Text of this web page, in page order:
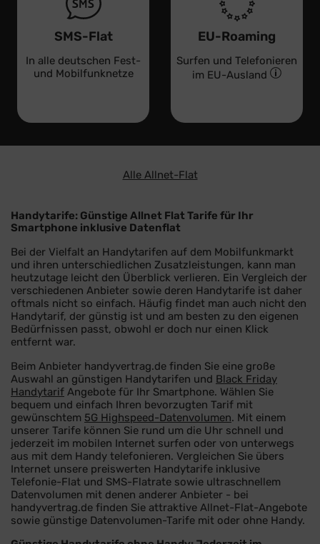
SMS-Flat
In alle deutschen Fest-
und Mobilfunknetze
EU-Roaming
Surfen und Telefonieren
im EU-Ausland
Alle Allnet-Flat
Handytarife: Günstige Allnet Flat Tarife für Ihr
Smartphone inklusive Datenflat
Bei der Vielfalt an Handytarifen auf dem Mobilfunkmarkt
und ihren unterschiedlichen Zusatzleistungen, kann man
heutzutage leicht den Überblick verlieren. Ein Vergleich der
verschiedenen Anbieter sowie deren Handytarife ist daher
oftmals nicht so einfach. Häufig findet man auch nicht den
Handytarif, der günstig ist und am besten zu den eigenen
Bedürfnissen passt, obwohl er doch nur einen Klick
entfernt war.
Beim Anbieter handyvertrag.de finden Sie eine große
Auswahl an günstigen Handytarifen und Black Friday
Handytarif Angebote für Ihr Smartphone. Wählen Sie
bequem und einfach Ihren bevorzugten Tarif mit
gewünschtem 5G Highspeed-Datenvolumen. Mit einem
unserer Tarife können Sie rund um die Uhr schnell und
jederzeit im mobilen Internet surfen oder von unterwegs
aus mit dem Handy telefonieren. Vergleichen Sie übers
Internet unsere preiswerten Handytarife inklusive
Telefonie-Flat und SMS-Flatrate sowie ultraschnellem
Datenvolumen mit denen anderer Anbieter - bei
handyvertrag.de finden Sie attraktive Allnet-Flat-Angebote
sowie günstige Datenvolumen-Tarife mit oder ohne Handy.